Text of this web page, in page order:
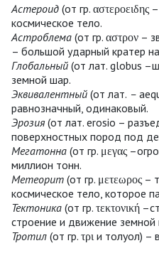
Астероид (от гр.
космическое тело.
Астроблема (от гр. αστρον –
– большой ударный кратер
Глобальный (от лат. globus
земной шар.
Эквивалентный (от лат. –
равнозначный, одинаковый.
Эрозия(от лат. erosio –
поверхностных пород под
Мегатонна (от гр. μεγας
миллион тонн.
Метеорит (от гр. μετεωρος –
космическое тело, которое
Тектоника (от гр. τεκτονική
строение и движение земной
Тротил (от гр. τρι и толуол)